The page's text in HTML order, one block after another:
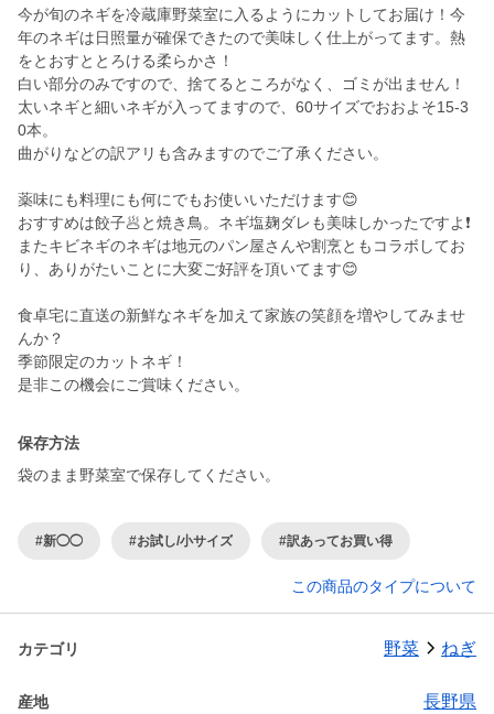
今が旬のネギを冷蔵庫野菜室に入るようにカットしてお届け！今
年のネギは日照量が確保できたので美味しく仕上がってます。熱
をとおすととろける柔らかさ！
白い部分のみですので、捨てるところがなく、ゴミが出ません！
太いネギと細いネギが入ってますので、60サイズでおおよそ15-3
0本。
曲がりなどの訳アリも含みますのでご了承ください。
薬味にも料理にも何にでもお使いいただけます😊
おすすめは餃子🥟と焼き鳥。ネギ塩麹ダレも美味しかったですよ❗️
またキビネギのネギは地元のパン屋さんや割烹ともコラボしてお
り、ありがたいことに大変ご好評を頂いてます😊
食卓宅に直送の新鮮なネギを加えて家族の笑顔を増やしてみませ
んか？
季節限定のカットネギ！
保存方法
袋のまま野菜室で保存してください。
#新◯◯ #お試し/小サイズ #訳あってお買い得
この商品のタイプについて
カテゴリ 野菜 ねぎ
産地 長野県